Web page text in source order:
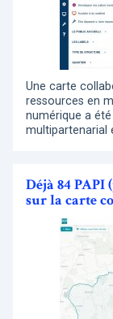
Une carte
ressources en
numérique a
multipartenarial
Déjà 84 PAPI
sur la carte